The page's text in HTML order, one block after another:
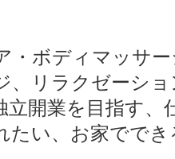
・ボディマッサ
、リラクゼーシ
立開業を目指す、
たい、お家ででき